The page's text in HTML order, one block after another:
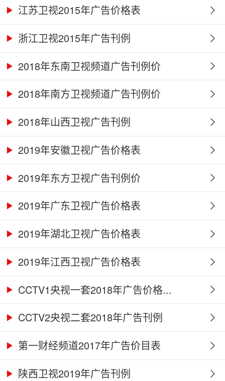
江苏卫视2015年广告价格表
浙江卫视2015年广告刊例
2018年东南卫视频道广告刊例价
2018年南方卫视频道广告刊例价
2018年山西卫视广告刊例
2019年安徽卫视广告价格表
2019年东方卫视广告刊例价
2019年广东卫视广告价格表
2019年湖北卫视广告价格表
2019年江西卫视广告价格表
CCTV1央视一套2018年广告价格...
CCTV2央视二套2018年广告刊例
第一财经频道2017年广告价目表
陕西卫视2019年广告刊例